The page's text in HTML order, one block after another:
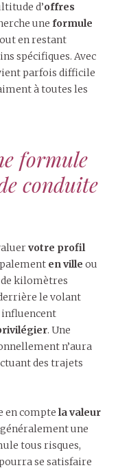
d’offres
une formule
en restant
spécifiques. Avec
parfois difficile
à toutes les
formule
conduite
votre profil
en ville ou
kilomètres
le volant
influencent
. Une
n’aura
des trajets
en compte la valeur
une
tous risques,
se satisfaire